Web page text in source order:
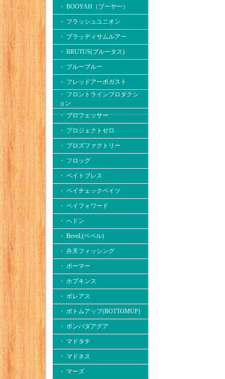
・ BOOYAH（ブーヤー）
・ フラッシュユニオン
・ ブラッディサムルアー
・ BRUTUS(ブルータス)
・ ブルーブルー
・ フレッドアーボガスト
・ フロントラインプロダクシ
ョン
・ プロフェッサー
・ プロジェクトゼロ
・ プロズファクトリー
・ フロッグ
・ ベイトブレス
・ ペイチェックベイツ
・ ペイフォワード
・ へドン
・ BeveL(ベベル)
・ 弁天フィッシング
・ ボーマー
・ ホプキンス
・ ボレアス
・ ボトムアップ(BOTTOMUP)
・ ボンバダアグア
・ マドタチ
・ マドネス
・ マーズ